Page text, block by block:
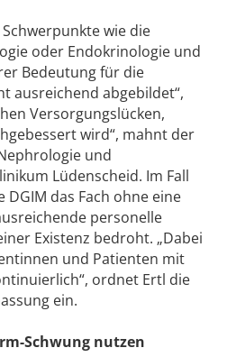
wie die
oder Endokrinologie und
Bedeutung für die
ausreichend abgebildet“,
Versorgungslücken,
wird“, mahnt der
und
Lüdenscheid. Im Fall
das Fach ohne eine
personelle
Existenz bedroht. „Dabei
und Patienten mit
ordnet Ertl die
ein.
Schwung nutzen